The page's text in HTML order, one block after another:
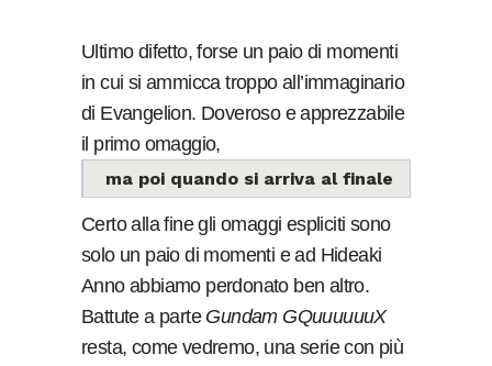
Ultimo difetto, forse un paio di momenti
in cui si ammicca troppo all’immaginario
di Evangelion. Doveroso e apprezzabile
il primo omaggio,
ma poi quando si arriva al finale
Certo alla fine gli omaggi espliciti sono
solo un paio di momenti e ad Hideaki
Anno abbiamo perdonato ben altro.
Battute a parte Gundam GQuuuuuuX
resta, come vedremo, una serie con più